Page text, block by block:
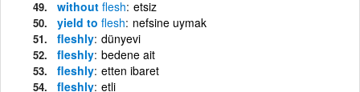
without flesh etsiz
yield to flesh nefsine uymak
fleshly dünyevi
fleshly bedene ait
fleshly etten ibaret
fleshly etli